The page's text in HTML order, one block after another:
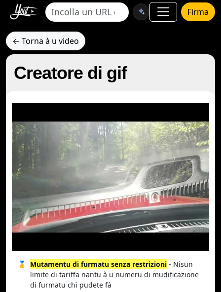
Firma
← Torna à u video
Creatore di gif
🥇 Mutamentu di furmatu senza restrizioni - Nisun
limite di tariffa nantu à u numeru di mudificazione
di furmatu chì pudete fà